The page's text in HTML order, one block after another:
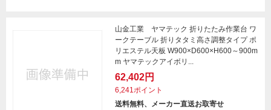
山金工業 ヤマテック 折りたたみ作業台 ワ
ークテーブル 折りタタミ高さ調整タイプ ポ
リエステル天板 W900×D600×H600～900m
m ヤマテックアイボリ...
62,402円
6,241ポイント
送料無料、メーカー直送お取寄せ